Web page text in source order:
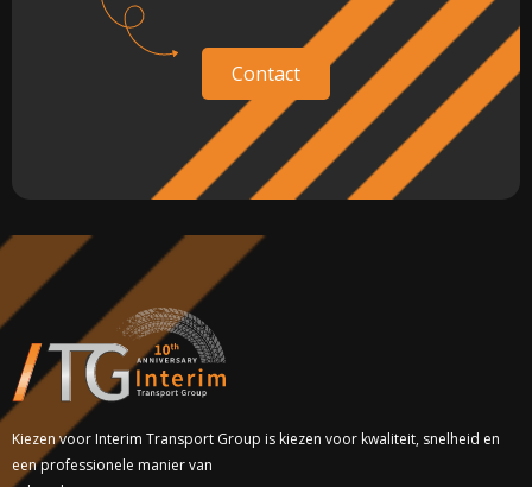
Contact
Kiezen voor Interim Transport Group is kiezen voor kwaliteit, snelheid en
een professionele manier van